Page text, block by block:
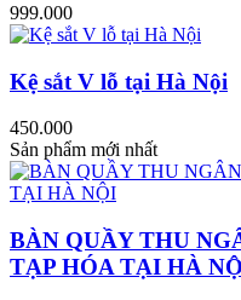
999.000
Kệ sắt V lỗ tại Hà Nội
450.000
Sản phẩm mới nhất
BÀN QUẦY THU
TẠP HÓA TẠI HÀ